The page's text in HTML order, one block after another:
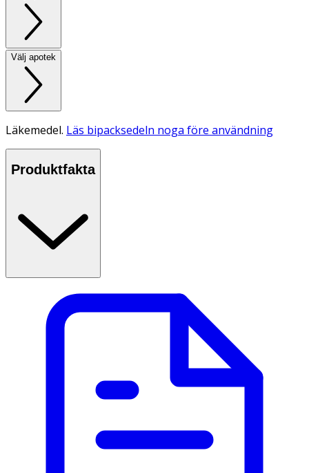
Välj apotek
Läkemedel. Läs bipacksedeln noga före användning
Produktfakta